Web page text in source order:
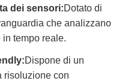
dei sensori:Dotato di
che analizzano
tempo reale.
Dispone di un
risoluzione con